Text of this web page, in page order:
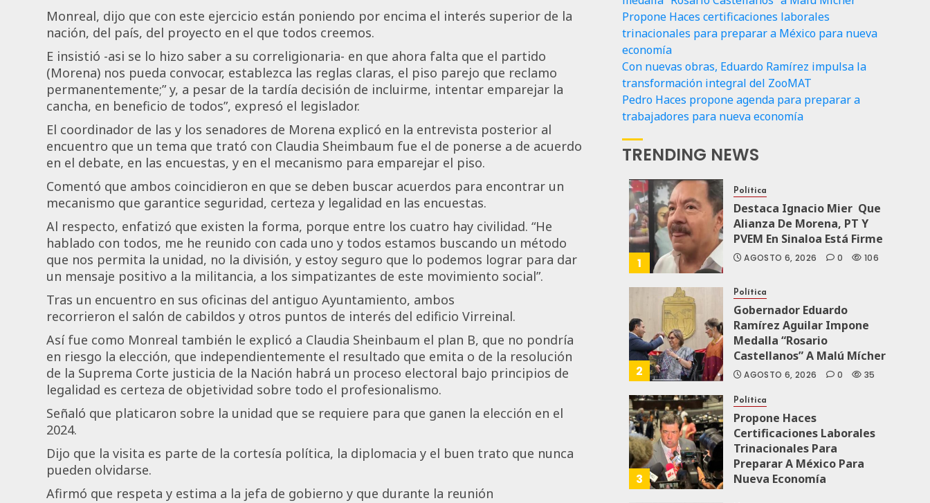
Monreal, dijo que con este ejercicio están poniendo por encima el interés superior de la
nación, del país, del proyecto en el que todos creemos.
E insistió -asi se lo hizo saber a su correligionaria- en que ahora falta que el partido
(Morena) nos pueda convocar, establezca las reglas claras, el piso parejo que reclamo
permanentemente;” y, a pesar de la tardía decisión de incluirme, intentar emparejar la
cancha, en beneficio de todos”, expresó el legislador.
El coordinador de las y los senadores de Morena explicó en la entrevista posterior al
encuentro que un tema que trató con Claudia Sheimbaum fue el de ponerse a de acuerdo
en el debate, en las encuestas, y en el mecanismo para emparejar el piso.
Comentó que ambos coincidieron en que se deben buscar acuerdos para encontrar un
mecanismo que garantice seguridad, certeza y legalidad en las encuestas.
Al respecto, enfatizó que existen la forma, porque entre los cuatro hay civilidad. “He
hablado con todos, me he reunido con cada uno y todos estamos buscando un método
que nos permita la unidad, no la división, y estoy seguro que lo podemos lograr para dar
un mensaje positivo a la militancia, a los simpatizantes de este movimiento social”.
Tras un encuentro en sus oficinas del antiguo Ayuntamiento, ambos
recorrieron el salón de cabildos y otros puntos de interés del edificio Virreinal.
Así fue como Monreal también le explicó a Claudia Sheinbaum el plan B, que no pondría
en riesgo la elección, que independientemente el resultado que emita o de la resolución
de la Suprema Corte justicia de la Nación habrá un proceso electoral bajo principios de
legalidad es certeza de objetividad sobre todo el profesionalismo.
Señaló que platicaron sobre la unidad que se requiere para que ganen la elección en el
2024.
Dijo que la visita es parte de la cortesía política, la diplomacia y el buen trato que nunca
pueden olvidarse.
Afirmó que respeta y estima a la jefa de gobierno y que durante la reunión
Propone Haces certificaciones laborales
trinacionales para preparar a México para nueva
economía
Con nuevas obras, Eduardo Ramírez impulsa la
transformación integral del ZooMAT
Pedro Haces propone agenda para preparar a
trabajadores para nueva economía
TRENDING NEWS
1
Política
Destaca Ignacio Mier Que
Alianza De Morena, PT Y
PVEM En Sinaloa Está Firme
AGOSTO 6, 2026 0 106
2
Política
Gobernador Eduardo
Ramírez Aguilar Impone
Medalla “Rosario
Castellanos” A Malú Mícher
AGOSTO 6, 2026 0 35
3
Política
Propone Haces
Certificaciones Laborales
Trinacionales Para
Preparar A México Para
Nueva Economía